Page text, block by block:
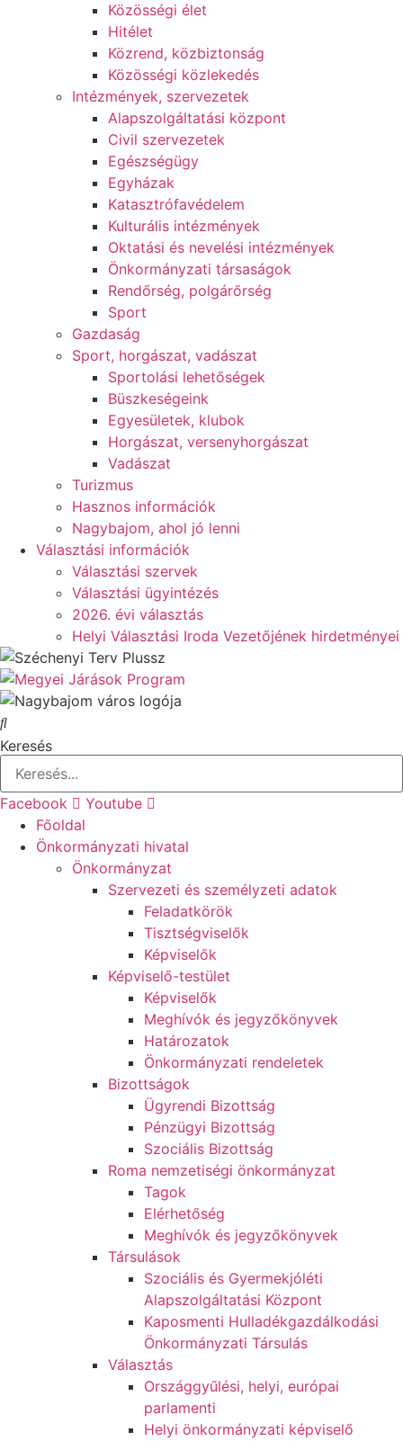
Közösségi élet​
Hitélet
Közrend, közbiztonság
Közösségi közlekedés
Intézmények, szervezetek
Alapszolgáltatási központ
Civil szervezetek
Egészségügy
Egyházak
Katasztrófavédelem
Kulturális intézmények
Oktatási és nevelési intézmények
Önkormányzati társaságok
Rendőrség, polgárőrség
Sport
Gazdaság
Sport, horgászat, vadászat
Sportolási lehetőségek
Büszkeségeink
Egyesületek, klubok
Horgászat, versenyhorgászat
Vadászat
Turizmus
Hasznos információk
Nagybajom, ahol jó lenni
Választási információk
Választási szervek
Választási ügyintézés
2026. évi választás
Helyi Választási Iroda Vezetőjének hirdetményei
Keresés
Facebook
Youtube
Főoldal
Önkormányzati hivatal
Önkormányzat
Szervezeti és személyzeti adatok
Feladatkörök
Tisztségviselők
Képviselők
Képviselő-testület
Képviselők
Meghívók és jegyzőkönyvek
Határozatok
Önkormányzati rendeletek
Bizottságok
Ügyrendi Bizottság
Pénzügyi Bizottság
Szociális Bizottság
Roma nemzetiségi önkormányzat
Tagok
Elérhetőség
Meghívók és jegyzőkönyvek
Társulások
Szociális és Gyermekjóléti
Alapszolgáltatási Központ
Kaposmenti Hulladékgazdálkodási
Önkormányzati Társulás
Választás
Országgyűlési, helyi, európai
parlamenti
Helyi önkormányzati képviselő